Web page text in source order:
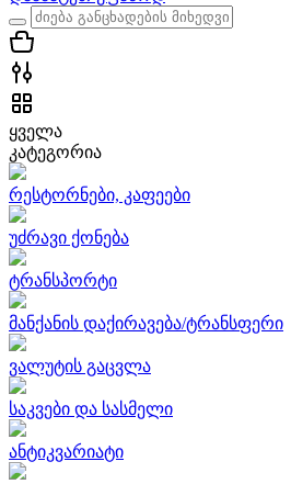
ყველა
კატეგორია
რესტორნები, კაფეები
უძრავი ქონება
ტრანსპორტი
მანქანის დაქირავება/ტრანსფერი
ვალუტის გაცვლა
საკვები და სასმელი
ანტიკვარიატი